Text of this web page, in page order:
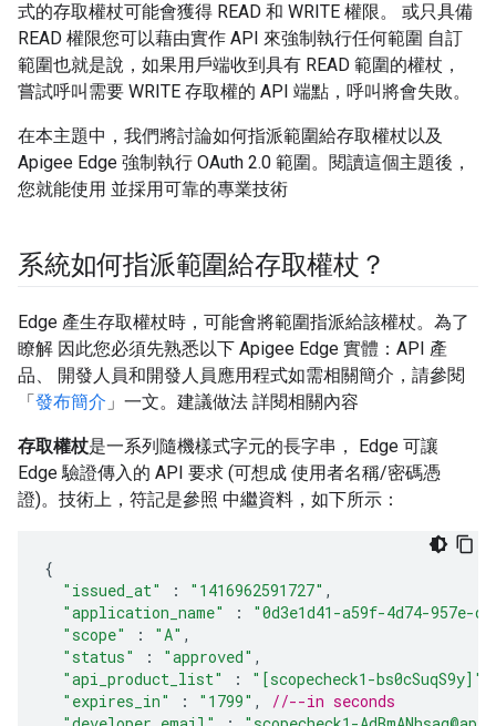
式的存取權杖可能會獲得 READ 和 WRITE 權限。 或只具備
READ 權限您可以藉由實作 API 來強制執行任何範圍 自訂
範圍也就是說，如果用戶端收到具有 READ 範圍的權杖，
嘗試呼叫需要 WRITE 存取權的 API 端點，呼叫將會失敗。
在本主題中，我們將討論如何指派範圍給存取權杖以及
Apigee Edge 強制執行 OAuth 2.0 範圍。閱讀這個主題後，
您就能使用 並採用可靠的專業技術
系統如何指派範圍給存取權杖？
Edge 產生存取權杖時，可能會將範圍指派給該權杖。為了
瞭解 因此您必須先熟悉以下 Apigee Edge 實體：API 產
品、 開發人員和開發人員應用程式如需相關簡介，請參閱
「發布簡介 」一文。建議做法 詳閱相關內容
存取權杖是一系列隨機樣式字元的長字串， Edge 可讓
Edge 驗證傳入的 API 要求 (可想成 使用者名稱/密碼憑
證)。技術上，符記是參照 中繼資料，如下所示：
{
"issued_at"
: "1416962591727" ,
"application_name"
:
"0d3e1d41-a59f-4d74-957e-
"scope"
: "A" ,
"status"
: "approved" ,
"api_product_list"
: "[scopecheck1-bs0cSuqS9y]"
"expires_in"
: "1799" ,
//--in seconds